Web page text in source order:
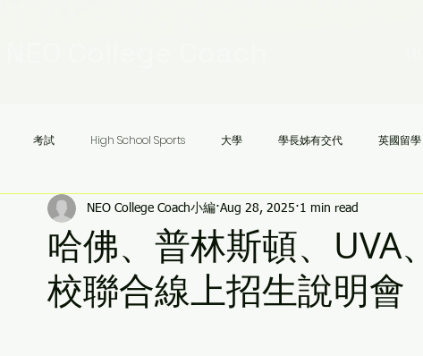
考試 High School Sports 大學 學長姊有交代 英國留學
Ivy League Schools 申請 美國高中 NCAA 文理學院
Audrey老師八分鐘答疑
哈佛、普林斯頓、UVA
校聯合線上招生說明會
NEO College Coach小編 Aug 28, 2025 1 min read